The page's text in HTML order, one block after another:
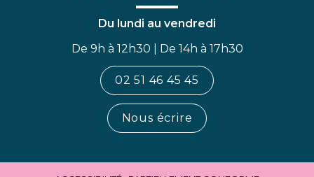
Du lundi au vendredi
De 9h à 12h30 | De 14h à 17h30
02 51 46 45 45
Nous écrire